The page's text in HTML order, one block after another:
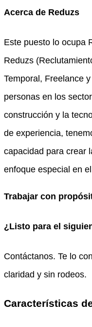
Acerca de Reduzs
Este puesto lo ocupa
Reduzs
Temporal, Freelance
personas en los
construcción y la
de experiencia,
capacidad para crear
enfoque especial en
Trabajar con
¿Listo para el
Contáctanos. Te lo
claridad y sin rodeos.
Características